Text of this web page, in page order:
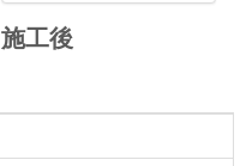
施工後